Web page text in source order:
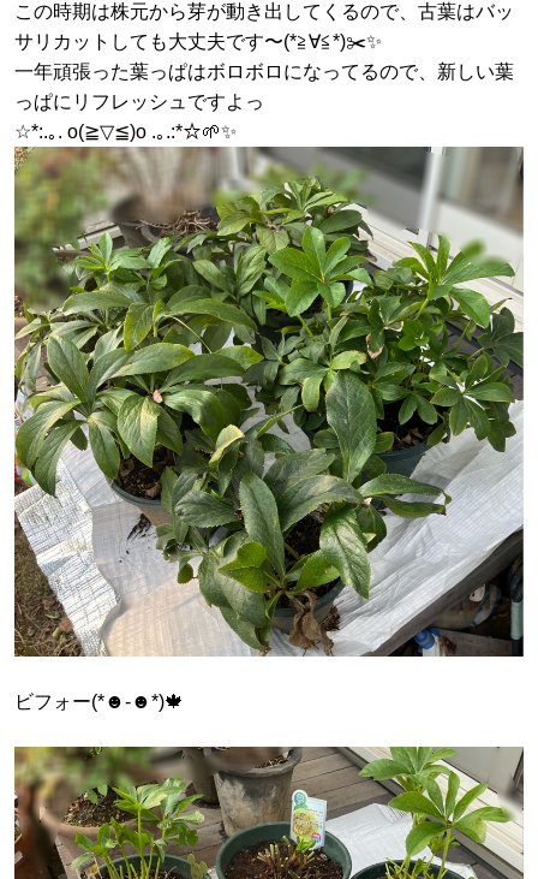
この時期は株元から芽が動き出してくるので、古葉はバッ
サリカットしても大丈夫です〜(*≧∀≦*)✂️✨
一年頑張った葉っぱはボロボロになってるので、新しい葉
っぱにリフレッシュですよっ
☆*:.｡. o(≧▽≦)o .｡.:*☆🌱✨
ビフォー(*☻-☻*)🍁